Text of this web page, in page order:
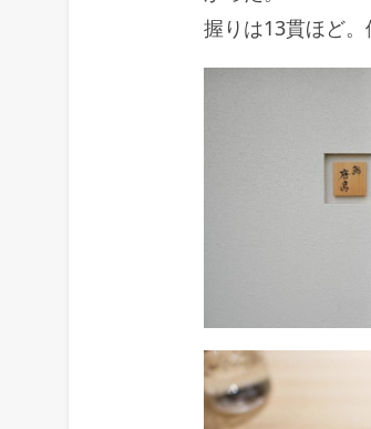
握りは13貫ほど